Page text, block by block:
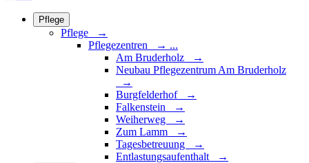
Pflege
Pflege →
Pflegezentren
→ ...
Am Bruderholz →
Neubau Pflegezentrum Am Bruderholz
→
Burgfelderhof →
Falkenstein →
Weiherweg →
Zum Lamm →
Tagesbetreuung →
Entlastungsaufenthalt →